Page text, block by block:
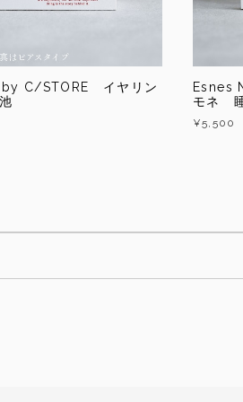
C/STORE イヤリン
Esnes
モネ
¥5,500